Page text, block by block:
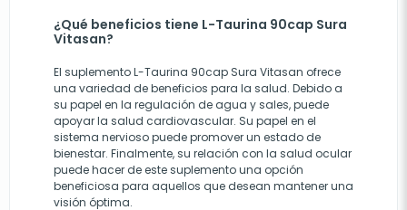
¿Qué beneficios tiene L-Taurina 90cap Sura
Vitasan?
El suplemento L-Taurina 90cap Sura Vitasan ofrece
una variedad de beneficios para la salud. Debido a
su papel en la regulación de agua y sales, puede
apoyar la salud cardiovascular. Su papel en el
sistema nervioso puede promover un estado de
bienestar. Finalmente, su relación con la salud ocular
puede hacer de este suplemento una opción
beneficiosa para aquellos que desean mantener una
visión óptima.